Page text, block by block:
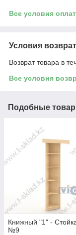
Все условия
Условия
Возврат товара в
Все условия
Подобные
Книжный "1" -
№9